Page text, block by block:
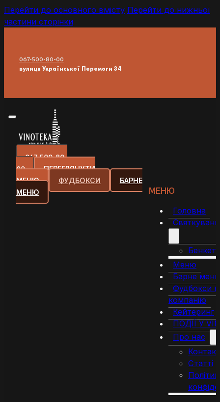
Перейти до основного вмісту Перейти до нижньої
частини сторінки
067-500-80-00
вулиця Української Перемоги 34
067-500-80-
00
ПЕРЕГЛЯНУТИ
МЕНЮ
ФУДБОКСИ
БАРНЕ
МЕНЮ
МЕНЮ
Головна
Меню
Барне
Фудбокси
компанію
Кейтеринг
ПОДІЇ У
Про нас
Статті